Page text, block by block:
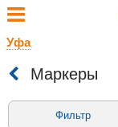
Уфа
Маркеры
Фильтр